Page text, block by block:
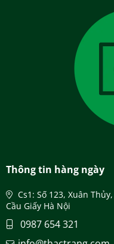
Thông tin hàng ngày
Cs1: Số 123, Xuân Thủy,
Cầu Giấy Hà Nội
0987 654 321